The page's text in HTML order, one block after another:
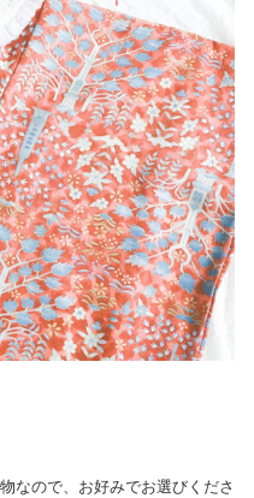
なので、お好みでお選びくださ